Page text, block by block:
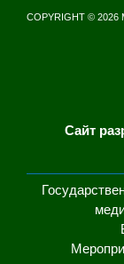
COPYRIGHT © 2026
Сайт